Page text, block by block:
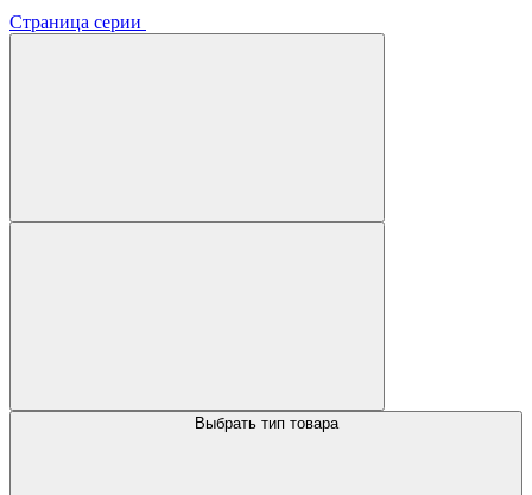
Страница серии
Выбрать тип товара